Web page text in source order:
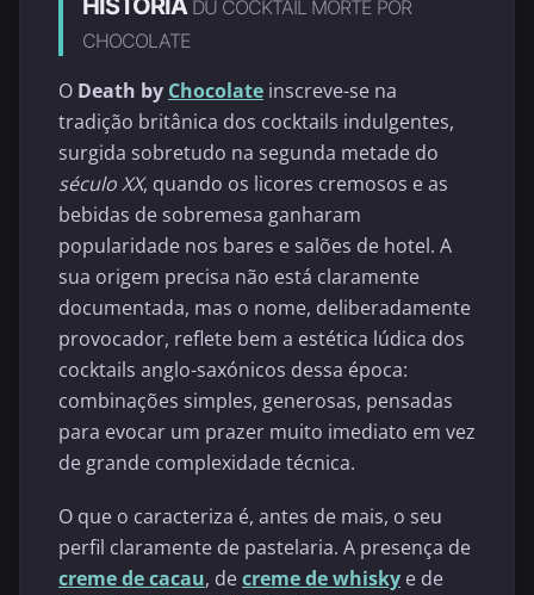
HISTÓRIA DU COCKTAIL MORTE POR
CHOCOLATE
O Death by Chocolate inscreve-se na
tradição britânica dos cocktails indulgentes,
surgida sobretudo na segunda metade do
século XX, quando os licores cremosos e as
bebidas de sobremesa ganharam
popularidade nos bares e salões de hotel. A
sua origem precisa não está claramente
documentada, mas o nome, deliberadamente
provocador, reflete bem a estética lúdica dos
cocktails anglo-saxónicos dessa época:
combinações simples, generosas, pensadas
para evocar um prazer muito imediato em vez
de grande complexidade técnica.
O que o caracteriza é, antes de mais, o seu
perfil claramente de pastelaria. A presença de
creme de cacau, decreme de whisky e de